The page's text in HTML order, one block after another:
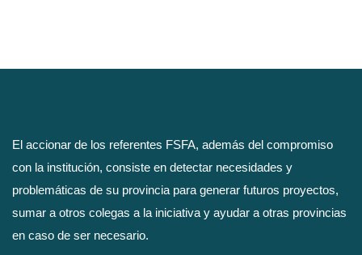
El accionar de los referentes FSFA, además del compromiso
con la institución, consiste en detectar necesidades y
problemáticas de su provincia para generar futuros proyectos,
sumar a otros colegas a la iniciativa y ayudar a otras provincias
en caso de ser necesario.